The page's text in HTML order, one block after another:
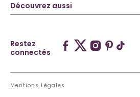
Découvrez aussi
Restez
connectés
Mentions Légales